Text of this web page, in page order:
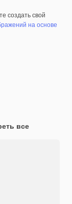
создать свой
на основе
все